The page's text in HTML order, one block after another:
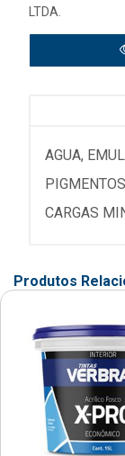
LTDA.
AGUA,
CARGAS
Produtos